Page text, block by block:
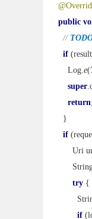
public
//
if
    Log.
e(
super
return;
  }
if
Uri
try {
if